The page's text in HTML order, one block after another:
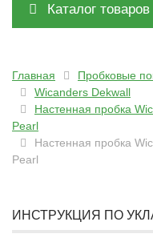
Каталог товаров
Главная Пробковые
Wicanders Dekwall
Настенная пробка
Pearl
Настенная пробка
Pearl
ИНСТРУКЦИЯ ПО